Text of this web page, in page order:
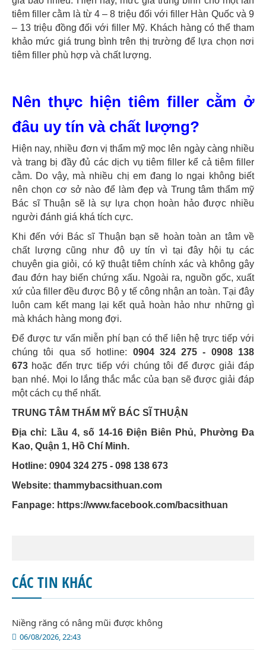
tiêm filler cằm là từ 4 – 8 triệu đối với filler Hàn Quốc và 9
– 13 triệu đồng đối với filler Mỹ. Khách hàng có thể tham
khảo mức giá trung bình trên thị trường để lựa chọn nơi
tiêm filler phù hợp và chất lượng.
Nên thực hiện tiêm filler cằm ở
đâu uy tín và chất lượng?
Hiện nay, nhiều đơn vị thẩm mỹ mọc lên ngày càng nhiều
và trang bị đầy đủ các dịch vụ tiêm filler kể cả tiêm filler
cằm. Do vậy, mà nhiều chị em đang lo ngại không biết
nên chọn cơ sở nào để làm đẹp và Trung tâm thẩm mỹ
Bác sĩ Thuận sẽ là sự lựa chọn hoàn hảo được nhiều
người đánh giá khá tích cực.
Khi đến với Bác sĩ Thuận bạn sẽ hoàn toàn an tâm về
chất lượng cũng như độ uy tín vì tại đây hội tụ các
chuyên gia giỏi, có kỹ thuật tiêm chính xác và không gây
đau đớn hay biến chứng xấu. Ngoài ra, nguồn gốc, xuất
xứ của filler đều được Bộ y tế công nhận an toàn. Tại đây
luôn cam kết mang lại kết quả hoàn hảo như những gì
mà khách hàng mong đợi.
Để được tư vấn miễn phí bạn có thể liên hệ trực tiếp với
chúng tôi qua số hotline: 0904 324 275 - 0908 138
673 hoặc đến trực tiếp với chúng tôi để được giải đáp
bạn nhé. Mọi lo lắng thắc mắc của bạn sẽ được giải đáp
một cách cụ thể nhất.
TRUNG TÂM THẨM MỸ BÁC SĨ THUẬN
Địa chỉ: Lầu 4, số 14-16 Điện Biên Phủ, Phường Đa
Kao, Quận 1, Hồ Chí Minh.
Hotline: 0904 324 275 - 098 138 673
Website: thammybacsithuan.com
Fanpage: https://www.facebook.com/bacsithuan
CÁC TIN KHÁC
06/08/2026, 22:43
Niềng răng có nâng mũi được không